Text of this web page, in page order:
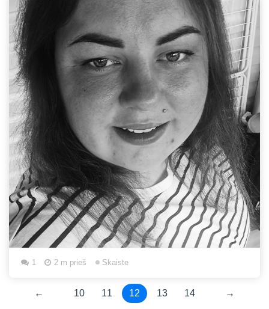
1 2 m prieš Skaiste
← 10 11 12 13 14 →